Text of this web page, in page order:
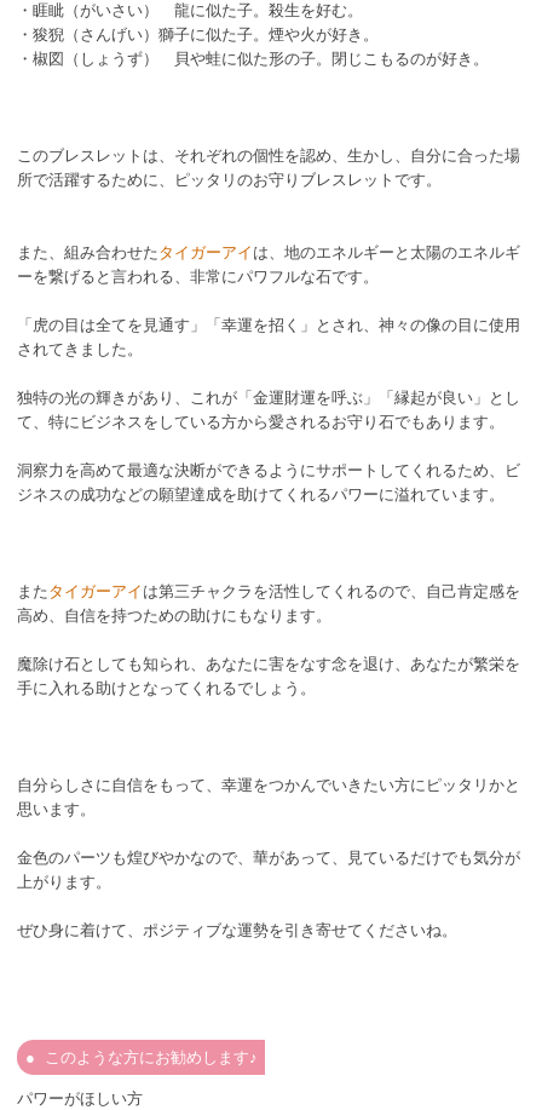
・睚眦（がいさい） 龍に似た子。殺生を好む。
・狻猊（さんげい）獅子に似た子。煙や火が好き。
・椒図（しょうず） 貝や蛙に似た形の子。閉じこもるのが好き。
このブレスレットは、それぞれの個性を認め、生かし、自分に合った場
所で活躍するために、ピッタリのお守りブレスレットです。
また、組み合わせたタイガーアイ は、地のエネルギーと太陽のエネルギ
ーを繋げると言われる、非常にパワフルな石です。
「虎の目は全てを見通す」「幸運を招く」とされ、神々の像の目に使用
されてきました。
独特の光の輝きがあり、これが「金運財運を呼ぶ」「縁起が良い」とし
て、特にビジネスをしている方から愛されるお守り石でもあります。
洞察力を高めて最適な決断ができるようにサポートしてくれるため、ビ
ジネスの成功などの願望達成を助けてくれるパワーに溢れています。
またタイガーアイ は第三チャクラを活性してくれるので、自己肯定感を
高め、自信を持つための助けにもなります。
魔除け石としても知られ、あなたに害をなす念を退け、あなたが繁栄を
手に入れる助けとなってくれるでしょう。
自分らしさに自信をもって、幸運をつかんでいきたい方にピッタリかと
思います。
金色のパーツも煌びやかなので、華があって、見ているだけでも気分が
上がります。
ぜひ身に着けて、ポジティブな運勢を引き寄せてくださいね。
このような方にお勧めします♪
パワーがほしい方